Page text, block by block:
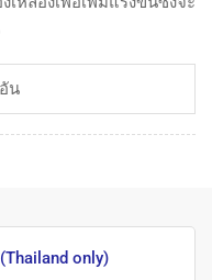
น
only)